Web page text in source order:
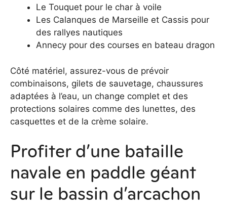
Le Touquet pour le char à voile
Les Calanques de Marseille et Cassis pour
des rallyes nautiques
Annecy pour des courses en bateau dragon
Côté matériel, assurez-vous de prévoir
combinaisons, gilets de sauvetage, chaussures
adaptées à l’eau, un change complet et des
protections solaires comme des lunettes, des
casquettes et de la crème solaire.
Profiter d’une bataille
navale en paddle géant
sur le bassin d’arcachon